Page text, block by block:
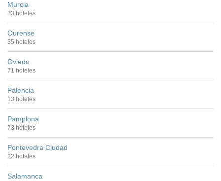
Murcia
33 hoteles
Ourense
35 hoteles
Oviedo
71 hoteles
Palencia
13 hoteles
Pamplona
73 hoteles
Pontevedra Ciudad
22 hoteles
Salamanca